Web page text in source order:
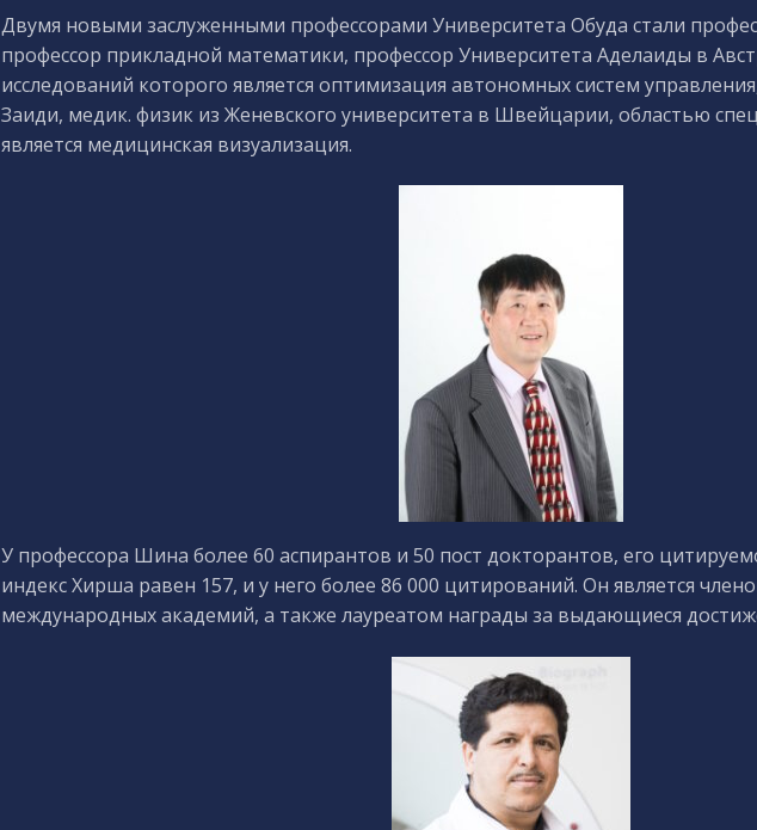
Двумя новыми заслуженными профессорами Университета Обуда стали
профессор прикладной математики, профессор Университета Аделаиды в
исследований которого является оптимизация автономных систем
Заиди, медик. физик из Женевского университета в Швейцарии, областью
является медицинская визуализация.
У профессора Шина более 60 аспирантов и 50 пост докторантов, его
индекс Хирша равен 157, и у него более 86 000 цитирований. Он является
международных академий, а также лауреатом награды за выдающиеся